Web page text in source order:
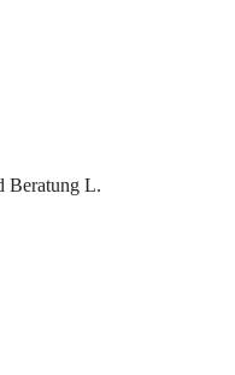
Beratung L.